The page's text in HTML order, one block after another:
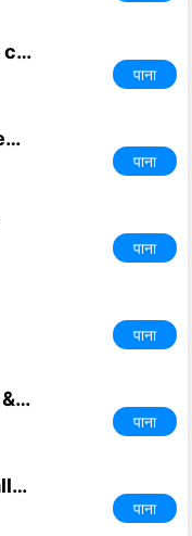
Parallel Space - app cloning
पाना
Invitation Maker Greeting Card
पाना
पाना
पाना
Zedge™ Wallpapers & Ringtones
पाना
Live Wallpaper - Wallpapers 4K
पाना